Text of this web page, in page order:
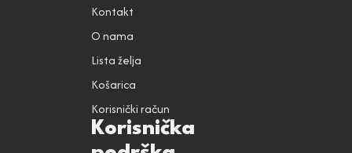
Kontakt
O nama
Lista želja
Košarica
Korisnički račun
Korisnička